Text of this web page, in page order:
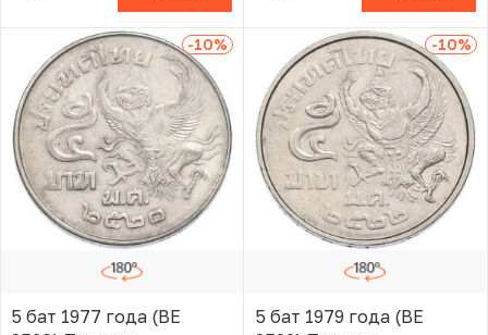
-10%
5 бат 1977 года (BE
-10%
5 бат 1979 года (BE